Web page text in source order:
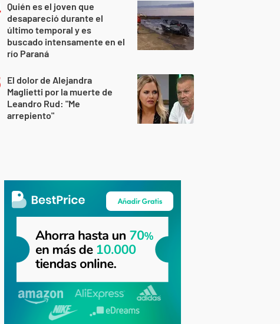
Quién es el joven que
desapareció durante el
último temporal y es
buscado intensamente en el
río Paraná
El dolor de Alejandra
Maglietti por la muerte de
Leandro Rud: "Me
arrepiento"